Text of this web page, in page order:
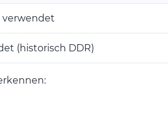
verwendet
(historisch DDR)